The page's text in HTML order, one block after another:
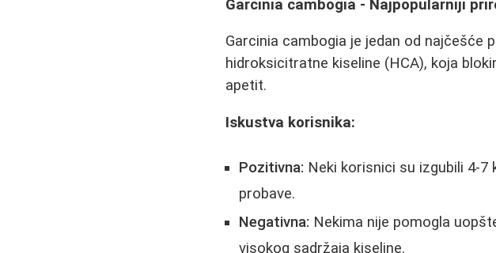
Garcinia cambogia - Najpopularniji
Garcinia cambogia je jedan od najčešće
hidroksicitratne kiseline (HCA), koja
apetit.
Iskustva korisnika:
Pozitivna: Neki korisnici su izgubili 4-
probave.
Negativna: Nekima nije pomogla
visokog sadržaja kiseline.